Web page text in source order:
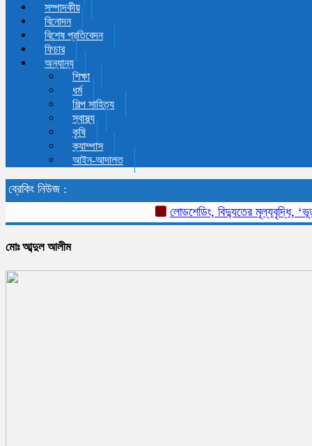
সম্পাদকীয়
বিনোদন
বিশেষ প্রতিবেদন
ফিচার
অন্যান্য
শিক্ষা
ধর্ম
শিল্প সাহিত্য
স্বাস্থ্য
কৃষি
ক্যাম্পাস
আইন-আদালত
ব্রেকিং নিউজ :
লোডশেডিং, বিদ্যুতের মূল্যবৃদ্ধি, ‘ভূতুড়ে
মোঃ আব্দুল আলীম